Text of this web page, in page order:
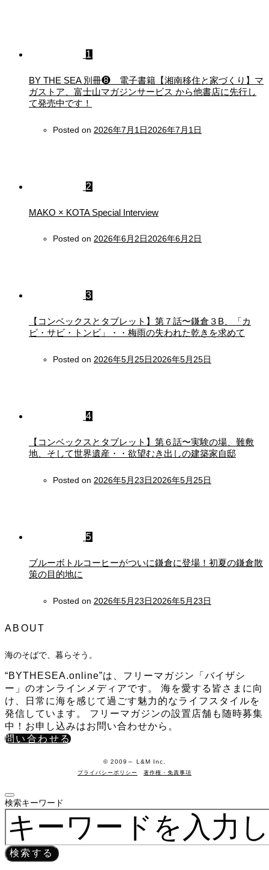
1
BY THE SEA 別冊❽ 電子書籍【湘南移住と家づくり】マ
ガストア、富士山マガジンサービス から他書店に先行し
て発売中です！
Posted on 2026年7月1日2026年7月1日
2
MAKO × KOTA Special Interview
Posted on 2026年6月2日2026年6月2日
3
【コンベックスとタブレット】第７話〜鎌倉３B、「カ
ビ・サビ・トンビ」・・梅雨の失われた乾きを求めて
Posted on 2026年5月25日2026年5月25日
4
【コンベックスとタブレット】第６話〜実験の場、難敷
地、そして世界遺産・・欲望むき出しの建築家自邸
Posted on 2026年5月23日2026年5月25日
5
ブルーボトルコーヒーがついに鎌倉に登場！初夏の鎌倉散
策の目的地に
Posted on 2026年5月23日2026年5月23日
ABOUT
海のそばで、暮らそう。
“BYTHESEA.online”は、フリーマガジン「バイザシ
ー」のオンラインメディアです。 海を愛する皆さまに向
け、日常に海を感じて過ごす魅力的なライフスタイルを
発信しています。 フリーマガジンの設置店舗も随時募集
中！お申し込みはお問い合わせから。
問い合わせる
©️ 2009～ L&M Inc.
プライバシーポリシー 著作権・免責事項
検索キーワード
検索する